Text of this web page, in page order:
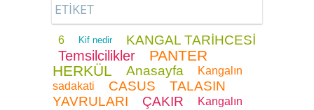
ETİKET
6 Kif nedir KANGAL TARİHCESİ
Temsilcilikler
PANTER
HERKÜL
Anasayfa
Kangalın
sadakati
CASUS
TALASIN
YAVRULARI
ÇAKIR
Kangalın